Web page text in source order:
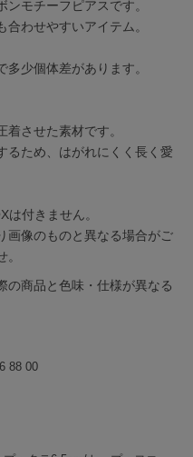
88 00
モチーフピアスです。
わせやすいアイテム。
少個体差があります。
させた素材です。
るため、はがれにくく長く愛
付きません。
画像のものと異なる場合がご
商品と色味・仕様が異なる